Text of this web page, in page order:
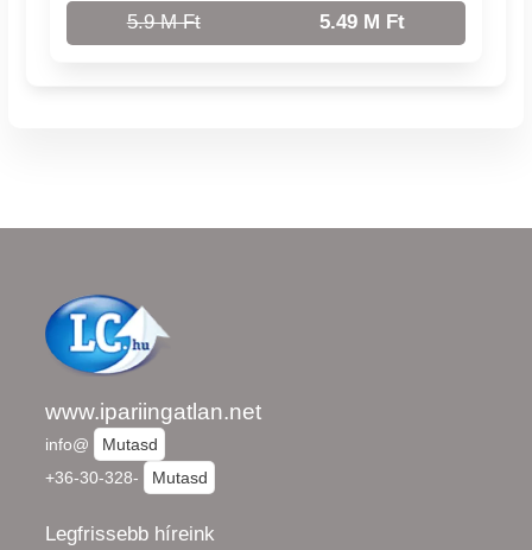
5.9 M Ft 5.49 M Ft
www.ipariingatlan.net
info@
Mutasd
+36-30-328-
Mutasd
Legfrissebb híreink